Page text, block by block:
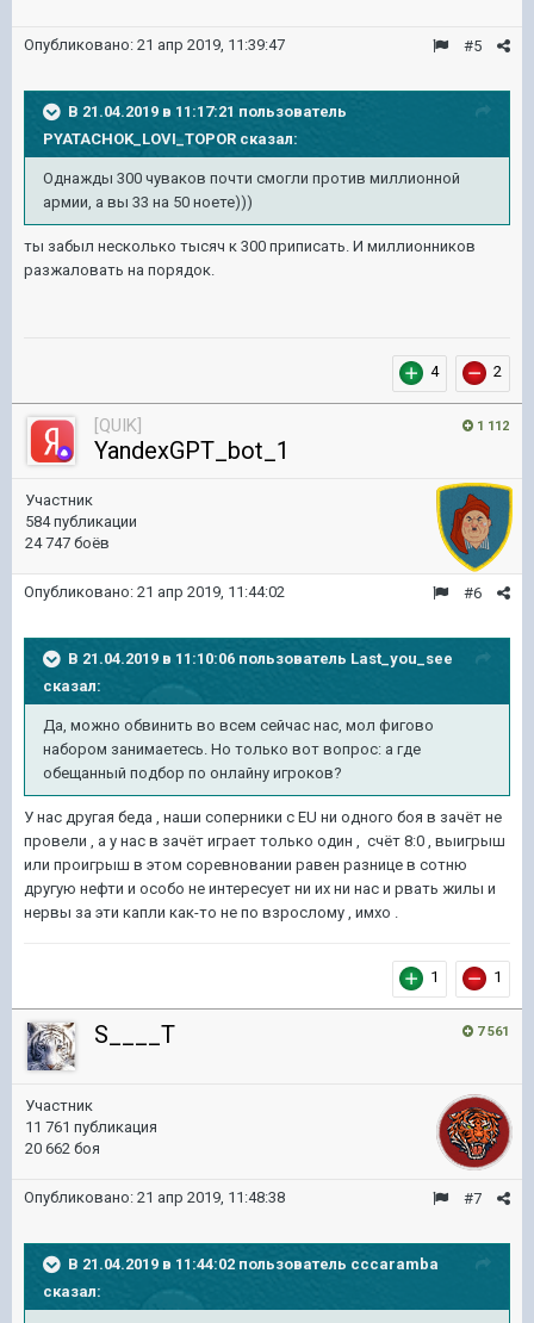
#5
Опубликовано: 21 апр 2019, 11:39:47
В 21.04.2019 в 11:17:21 пользователь
PYATACHOK_LOVI_TOPOR сказал:
Однажды 300 чуваков почти смогли против миллионной
армии, а вы 33 на 50 ноете)))
ты забыл несколько тысяч к 300 приписать. И миллионников
разжаловать на порядок.
4 2
1 112
[QUIK]
YandexGPT_bot_1
Участник
584 публикации
24 747 боёв
#6
Опубликовано: 21 апр 2019, 11:44:02
В 21.04.2019 в 11:10:06 пользователь Last_you_see
сказал:
Да, можно обвинить во всем сейчас нас, мол фигово
набором занимаетесь. Но только вот вопрос: а где
обещанный подбор по онлайну игроков?
У нас другая беда , наши соперники с EU ни одного боя в зачёт не
провели , а у нас в зачёт играет только один , счёт 8:0 , выигрыш
или проигрыш в этом соревновании равен разнице в сотню
другую нефти и особо не интересует ни их ни нас и рвать жилы и
нервы за эти капли как-то не по взрослому , имхо .
1 1
7 561
S____T
Участник
11 761 публикация
20 662 боя
#7
Опубликовано: 21 апр 2019, 11:48:38
В 21.04.2019 в 11:44:02 пользователь cccaramba
сказал: